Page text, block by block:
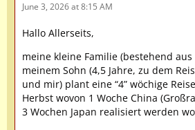
June 3, 2026 at 8:15 AM
Hallo Allerseits,
meine kleine Familie (bestehend
meinem Sohn (4,5 Jahre, zu dem
und mir) plant eine “4” wöchige
Herbst wovon 1 Woche China
3 Wochen Japan realisiert werden